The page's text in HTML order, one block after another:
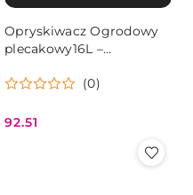
Opryskiwacz Ogrodowy
plecakowy16L –
i Szelkami
(0)
Cena:
92.51